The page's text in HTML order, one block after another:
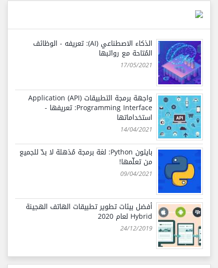
الذكاء الاصطناعي (AI): تعريفه - الوظائف
المُتاحة مع رواتبها
17/05/2021
واجهة برمجة التطبيقات (API) Application
Programming Interface: تعريفها -
استخداماتها
14/04/2021
بايثون Python: لغة برمجة مُذهلة لا بدّ للجميع
من تعلّمها!
09/04/2021
أفضل بيئات تطوير تطبيقات الهاتف الهجينة
Hybrid لعام 2020
24/12/2019